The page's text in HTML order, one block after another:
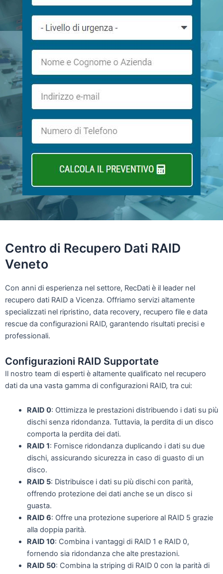
Centro di Recupero Dati RAID
Veneto
Con anni di esperienza nel settore, RecDati è il leader nel
recupero dati RAID a Vicenza. Offriamo servizi altamente
specializzati nel ripristino, data recovery, recupero file e data
rescue da configurazioni RAID, garantendo risultati precisi e
professionali.
Configurazioni RAID Supportate
Il nostro team di esperti è altamente qualificato nel recupero
dati da una vasta gamma di configurazioni RAID, tra cui:
RAID 0: Ottimizza le prestazioni distribuendo i dati su più
dischi senza ridondanza. Tuttavia, la perdita di un disco
comporta la perdita dei dati.
RAID 1: Fornisce ridondanza duplicando i dati su due
dischi, assicurando sicurezza in caso di guasto di un
disco.
RAID 5: Distribuisce i dati su più dischi con parità,
offrendo protezione dei dati anche se un disco si
guasta.
RAID 6: Offre una protezione superiore al RAID 5 grazie
alla doppia parità.
RAID 10: Combina i vantaggi di RAID 1 e RAID 0,
fornendo sia ridondanza che alte prestazioni.
RAID 50: Combina la striping di RAID 0 con la parità di